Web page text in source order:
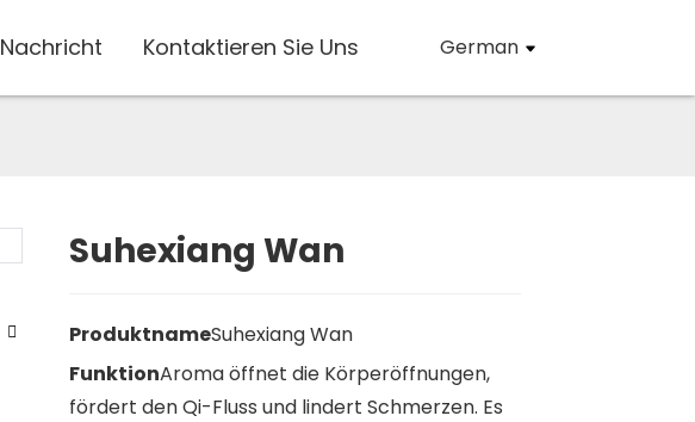
Nachricht Kontaktieren Sie Uns German
Loading...
Loading...
Suhexiang Wan
ProduktnameSuhexiang Wan
FunktionAroma öffnet die Körperöffnungen,
fördert den Qi-Fluss und lindert Schmerzen. Es